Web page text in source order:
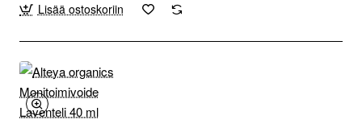
Lisää ostoskoriin